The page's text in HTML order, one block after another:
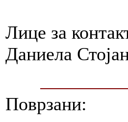
Лице за
Даниела
Поврзани: